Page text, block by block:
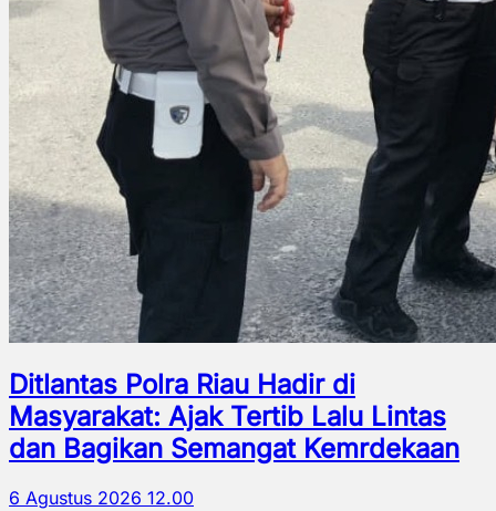
Ditlantas Polra Riau Hadir di
Masyarakat: Ajak Tertib Lalu Lintas
dan Bagikan Semangat Kemrdekaan
6 Agustus 2026 12.00